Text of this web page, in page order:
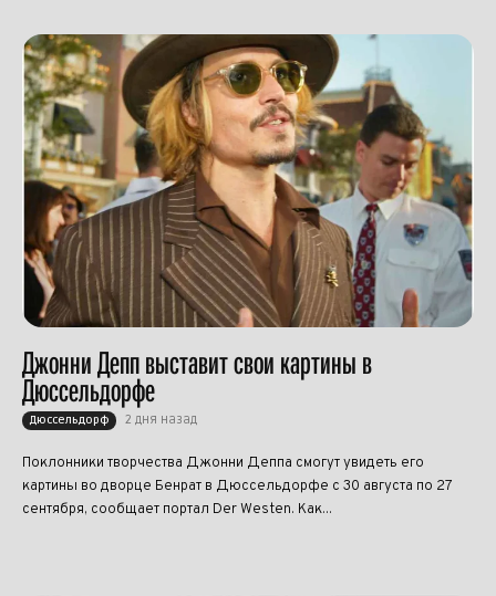
Джонни Депп выставит свои картины в
Дюссельдорфе
Дюссельдорф 2 дня назад
Поклонники творчества Джонни Деппа смогут увидеть его
картины во дворце Бенрат в Дюссельдорфе с 30 августа по 27
сентября, сообщает портал Der Westen. Как...